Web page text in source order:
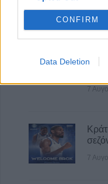
CONFIRM
Data Deletion
7
και
7
7